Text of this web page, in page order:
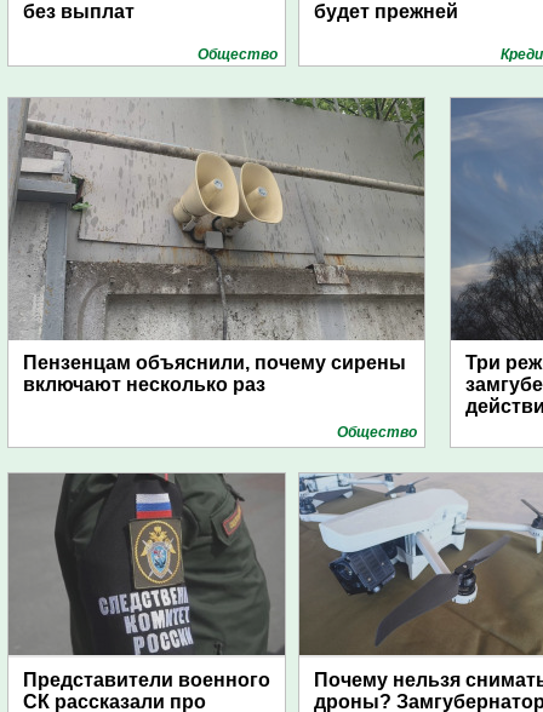
без выплат
Общество
будет прежней
Пензенцам объяснили, почему сирены
включают несколько раз
Общество
Три
Представители военного
СК рассказали про
Почему нельзя
дроны?